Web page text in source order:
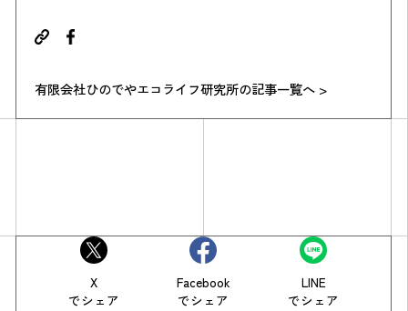
有限会社ひのでやエコライフ研究所の記事一覧へ >
X
でシェア
Facebook
でシェア
LINE
でシェア